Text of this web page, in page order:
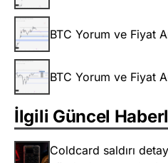
BTC Yorum ve Fiyat
BTC Yorum ve Fiyat
İlgili Güncel
Coldcard saldırı